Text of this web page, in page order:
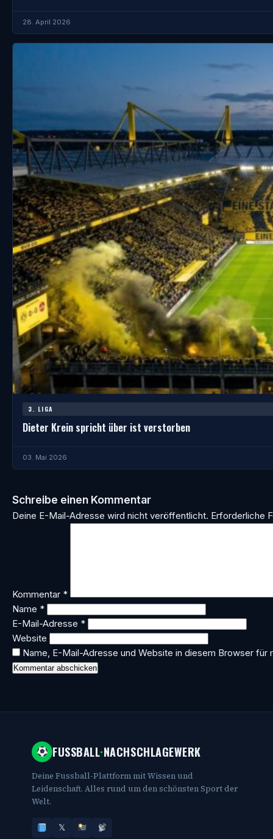
28. April 2026
3. LIGA
Dieter Krein spricht über ist verstorben
03. Mai 2026
Schreibe einen Kommentar
Deine E-Mail-Adresse wird nicht veröffentlicht. Erforderliche
Kommentar *
Name *
E-Mail-Adresse *
Website
Name, E-Mail-Adresse und Website in diesem Browser für
FUSSBALL·NACHSCHLAGEWERK
Deine Fussball-Plattform mit Wissen und
Leidenschaft. Alles rund um den schönsten Sport der
Welt.
𝕏